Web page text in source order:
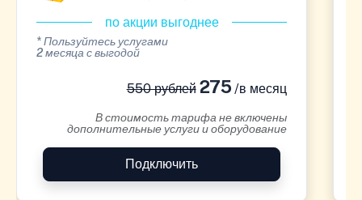
по акции выгоднее
* Пользуйтесь услугами
2 месяца с выгодой
550 рублей275 /в месяц
В стоимость тарифа не включены
дополнительные услуги и оборудование
Подключить